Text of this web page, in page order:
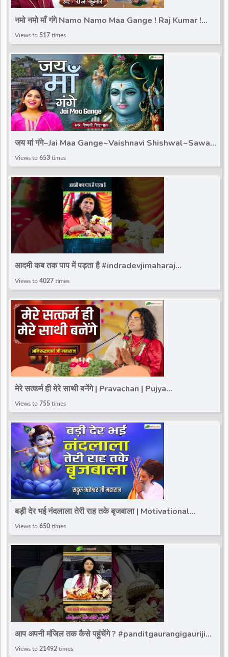
नमो नमो माँ गंगे Namo Namo Maa Gange ! Raj Kumar !
Sawan Special 2023 ! कावड़ भजन ! Maa Ganga Song
Views to 517 times
जय मां गंगे~Jai Maa Gange~Vaishnavi Shishwal~Sawan
Special 2023~कावड़ भजन~Maa Ganga Song
Views to 653 times
आदमी कब तक पाप में पड़ता है #indradevjimaharaj
#totalbhakti #trandingviralshort #indradev_maharaj
Views to 4027 times
मेरे सत्कर्म ही मेरे साथी बनेंगे | Pravachan | Pujya
Aniruddhacharya Ji Maharaj | Total Bhakti
Views to 755 times
बड़ी देर भई नंदलाला तेरी राह तके बृजबाला | Motivational
Speaker | Sadguru Riteshwar Ji Maharaj
Views to 650 times
आप अपनी मंजिल तक कैसे पहुंचेंगे ? #panditgaurangigauriji
#gaurangi_gauri_ji #totalbhakti
Views to 21492 times